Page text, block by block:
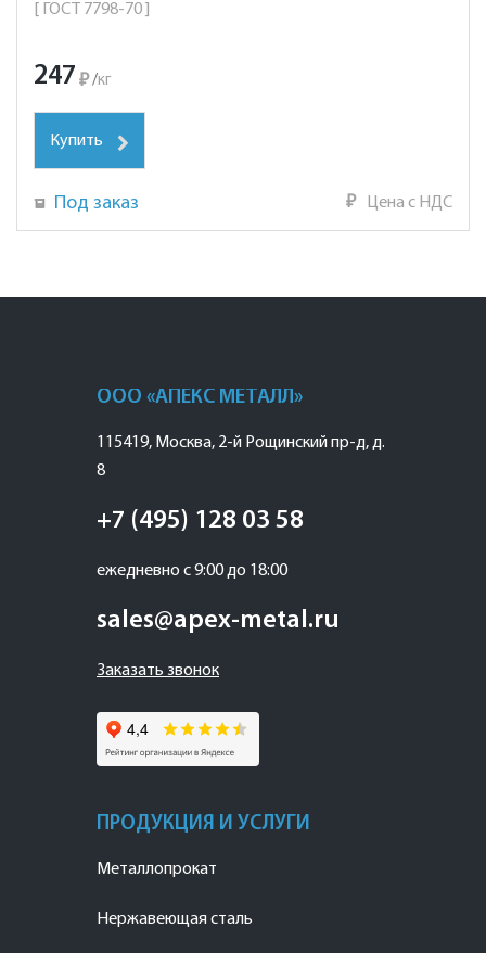
[ ГОСТ 7798-70 ]
247 ₽ /кг
Купить
Под заказ ₽ Цена с НДС
ООО «АПЕКС МЕТАЛЛ»
115419, Москва, 2-й Рощинский пр-д, д.
8
+7 (495) 128 03 58
ежедневно с 9:00 до 18:00
sales@apex-metal.ru
Заказать звонок
ПРОДУКЦИЯ И УСЛУГИ
Металлопрокат
Нержавеющая сталь